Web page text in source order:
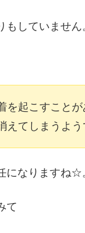
していません
起こすことが
てしまうよう
になりますね☆
て